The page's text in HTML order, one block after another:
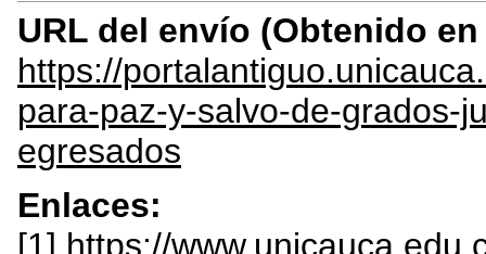
URL del envío (Obtenido
https://
para-paz-y-salvo-de-grados-
egresados
Enlaces:
[1] https://